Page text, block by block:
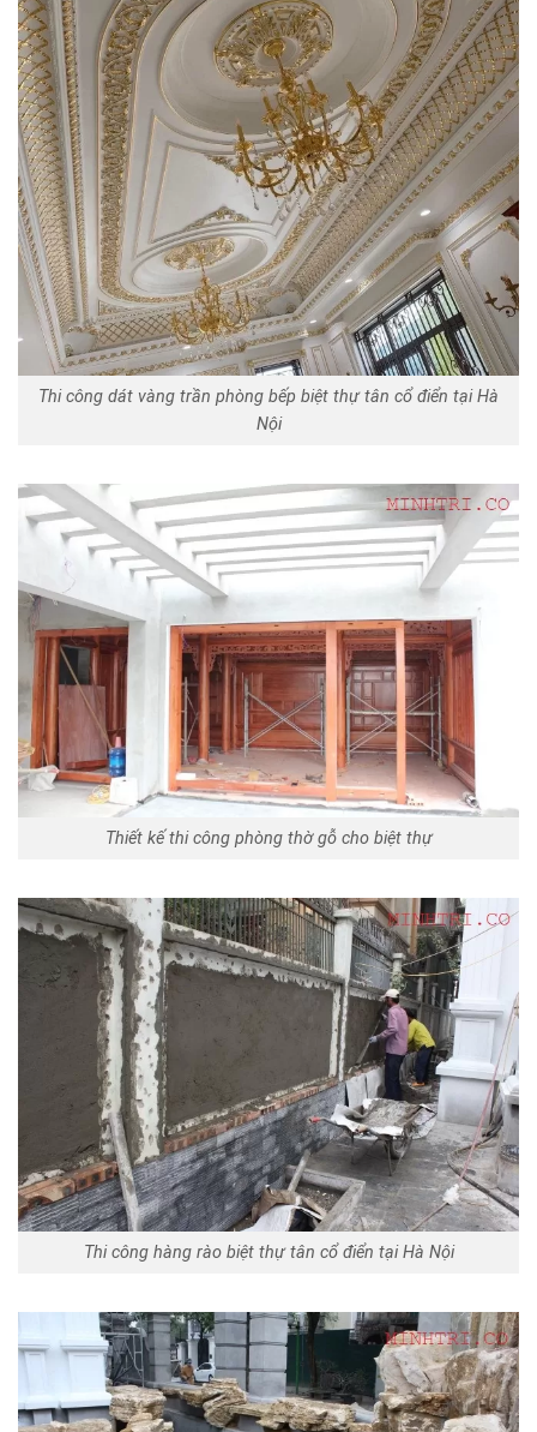
Thi công dát vàng trần phòng bếp biệt thự tân cổ điển tại Hà
Nội
Thiết kế thi công phòng thờ gỗ cho biệt thự
Thi công hàng rào biệt thự tân cổ điển tại Hà Nội